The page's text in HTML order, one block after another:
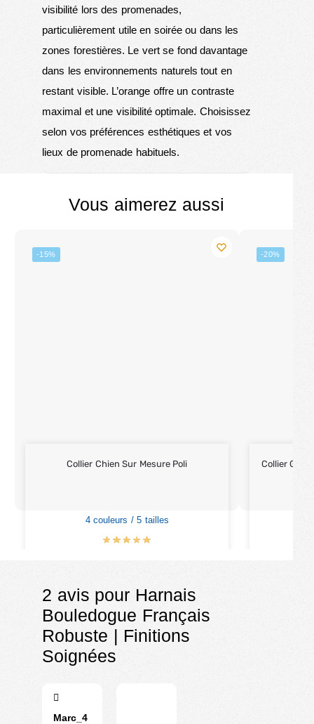
visibilité lors des promenades,
particulièrement utile en soirée ou dans les
zones forestières. Le vert se fond davantage
dans les environnements naturels tout en
restant visible. L’orange offre un contraste
maximal et une visibilité optimale. Choisissez
selon vos préférences esthétiques et vos
lieux de promenade habituels.
Vous aimerez aussi
-15%
Collier Chien Sur Mesure Poli
4 couleurs / 5 tailles
-20%
Collier
2 avis pour Harnais
Bouledogue Français
Robuste | Finitions
Soignées
Marc_4